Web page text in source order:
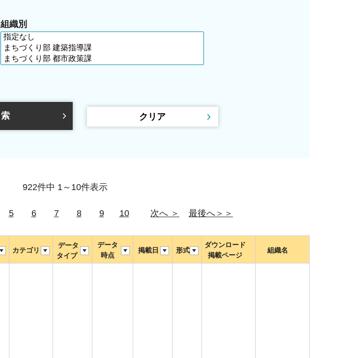
組織別
922件中 1～10件表示
5 6 7 8 9 10 次へ ＞ 最後へ＞＞
カテゴリ
データ
タイプ
データ
時点
掲載日 形式
ダウンロード
掲載ページ
組織名